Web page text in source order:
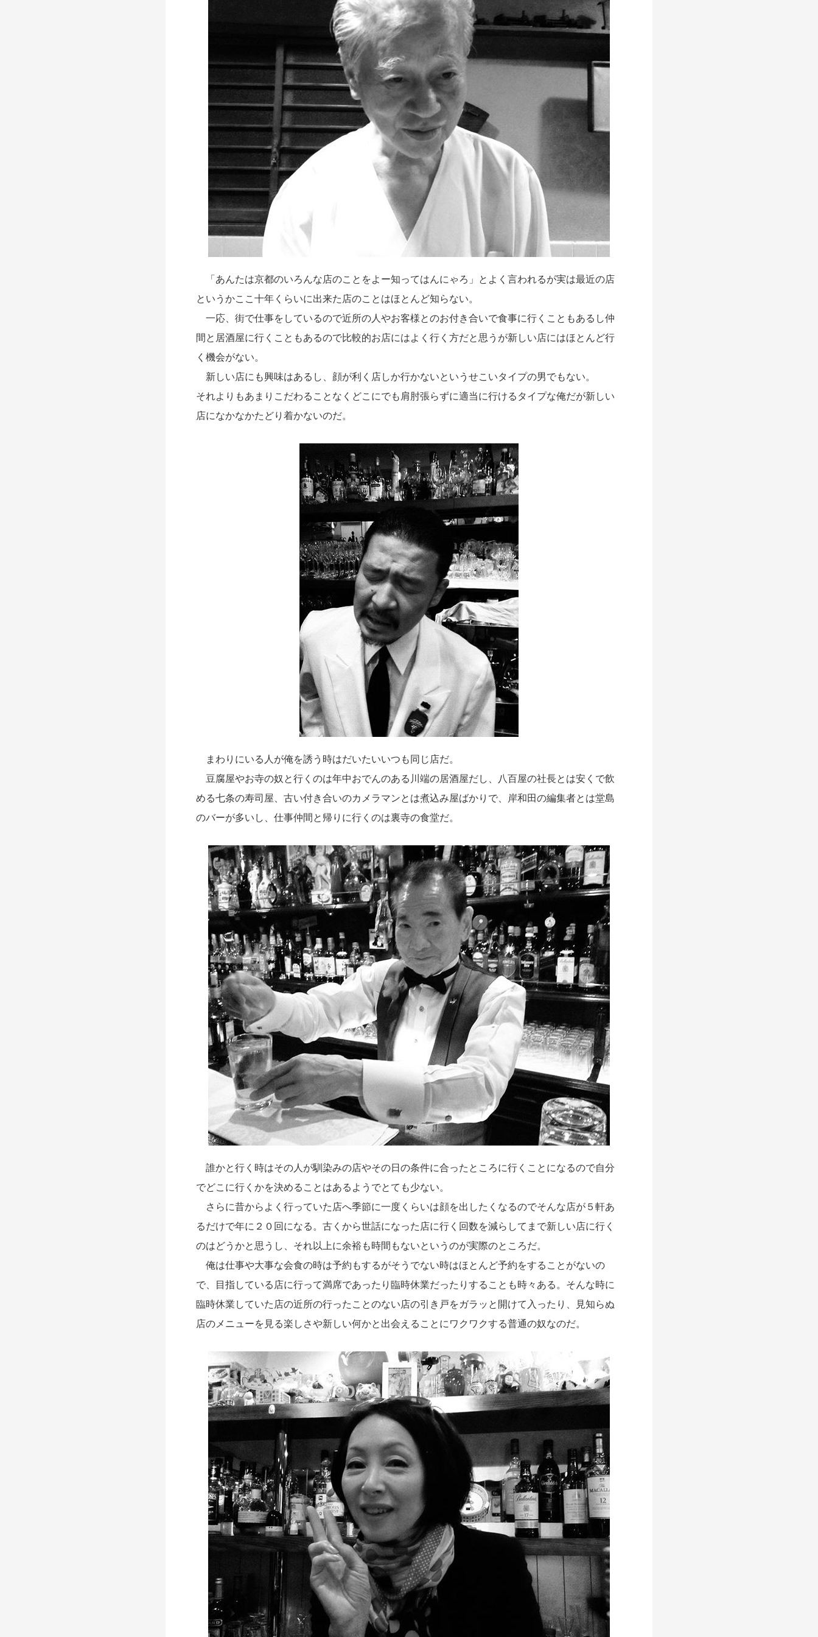
「あんたは京都のいろんな店のことをよー知ってはんにゃろ」 とよく言われるが実は最近の店
というかここ十年くらいに出来た店のことはほとんど知らない。
一応、 街で仕事をしているので近所の人やお客様とのお付き合いで食事に行くこともあるし仲
間と居酒屋に行くこともあるので比較的お店にはよく行く方だと思うが新しい店にはほとんど行
く機会がない。
新しい店にも興味はあるし、 顔が利く店しか行かないというせこいタイプの男でもない。
それよりもあまりこだわることなくどこにでも肩肘張らずに適当に行けるタイプな俺だが新しい
店になかなかたどり着かないのだ。
まわりにいる人が俺を誘う時はだいたいいつも同じ店だ。
豆腐屋やお寺の奴と行くのは年中おでんのある川端の居酒屋だし、 八百屋の社長とは安くで飲
める七条の寿司屋、 古い付き合いのカメラマンとは煮込み屋ばかりで、 岸和田の編集者とは堂島
のバーが多いし、 仕事仲間と帰りに行くのは裏寺の食堂だ。
誰かと行く時はその人が馴染みの店やその日の条件に合ったところに行くことになるので自分
でどこに行くかを決めることはあるよう でとても少ない。
さらに昔からよく行っていた店へ季節に一度くらいは顔を出したく なるのでそんな店が５軒あ
るだけで年に２０回になる。 古くから世話になった店に行く回数を減らしてまで新しい店に行く
のはどうかと思うし、 それ以上に余裕も時間もないというのが実際のところだ。
俺は仕事や大事な会食の時は予約もするがそうでない時はほとんど予約をすることがないの
で、 目指している店に行って満席であったり臨時休業だったりすること も時々ある。 そんな時に
臨時休業していた店の近所の行ったことのない店の引き 戸をガラッと開けて入ったり、
見知らぬ
店のメニューを見る楽しさや新しい何かと出会えることにワクワクする普通の奴なのだ。